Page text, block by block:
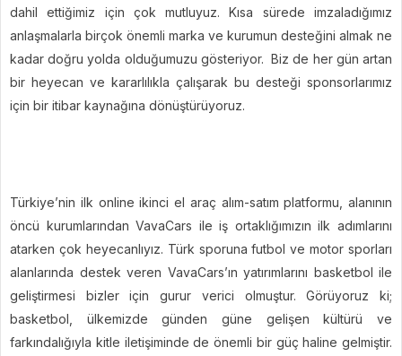
dahil ettiğimiz için çok mutluyuz. Kısa sürede imzaladığımız
anlaşmalarla birçok önemli marka ve kurumun desteğini almak ne
kadar doğru yolda olduğumuzu gösteriyor. Biz de her gün artan
bir heyecan ve kararlılıkla çalışarak bu desteği sponsorlarımız
için bir itibar kaynağına dönüştürüyoruz.
Türkiye’nin ilk online ikinci el araç alım-satım platformu, alanının
öncü kurumlarından VavaCars ile iş ortaklığımızın ilk adımlarını
atarken çok heyecanlıyız. Türk sporuna futbol ve motor sporları
alanlarında destek veren VavaCars’ın yatırımlarını basketbol ile
geliştirmesi bizler için gurur verici olmuştur. Görüyoruz ki;
basketbol, ülkemizde günden güne gelişen kültürü ve
farkındalığıyla kitle iletişiminde de önemli bir güç haline gelmiştir.